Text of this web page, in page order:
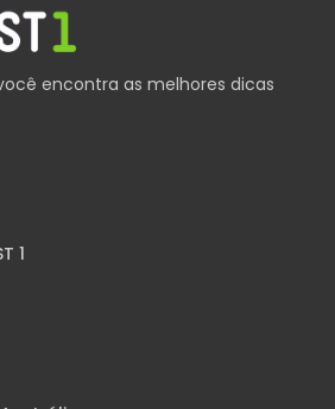
encontra as melhores dicas
1